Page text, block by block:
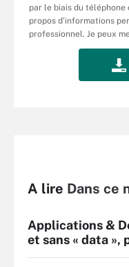
par le biais du
propos d’informations
professionnel. Je peux
A lire Dans ce
Applications &
et sans « data »,